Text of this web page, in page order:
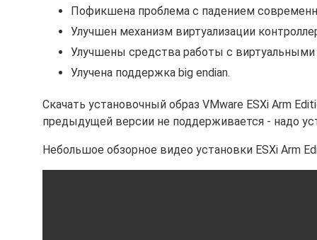
Пофикшена проблема с падением
Улучшен механизм виртуализации
Улучшены средства работы с виртуальными
Улучена поддержка big endian.
Скачать установочный образ VMware ESXi Arm
предыдущей версии не поддерживается - надо
Небольшое обзорное видео установки ESXi Arm